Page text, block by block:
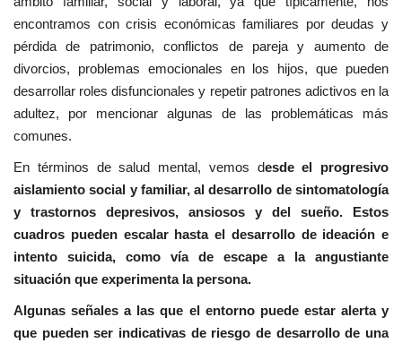
encontramos con crisis económicas familiares por deudas y
pérdida de patrimonio, conflictos de pareja y aumento de
divorcios, problemas emocionales en los hijos, que pueden
desarrollar roles disfuncionales y repetir patrones adictivos en la
adultez, por mencionar algunas de las problemáticas más
comunes.
En términos de salud mental, vemos desde el progresivo
aislamiento social y familiar, al desarrollo de sintomatología
y trastornos depresivos, ansiosos y del sueño. Estos
cuadros pueden escalar hasta el desarrollo de ideación e
intento suicida, como vía de escape a la angustiante
situación que experimenta la persona.
Algunas señales a las que el entorno puede estar alerta y
que pueden ser indicativas de riesgo de desarrollo de una